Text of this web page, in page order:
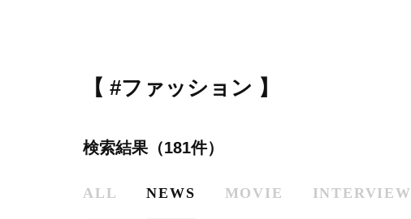
【 #ファッション 】
検索結果（181件）
ALL NEWS MOVIE INTERVIEW